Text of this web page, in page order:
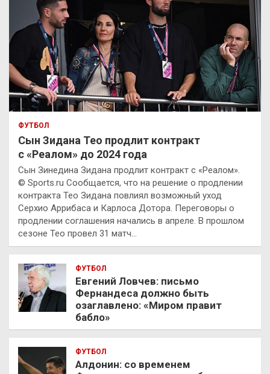
ФУТБОЛ
Сын Зидана Тео продлит контракт
с «Реалом» до 2024 года
Сын Зинедина Зидана продлит контракт с «Реалом».
© Sports.ru Сообщается, что на решение о продлении
контракта Тео Зидана повлиял возможный уход
Серхио Аррибаса и Карлоса Дотора. Переговоры о
продлении соглашения начались в апреле. В прошлом
сезоне Тео провел 31 матч…
ФУТБОЛ
Евгений Ловчев: письмо
Фернандеса должно быть
озаглавлено: «Миром правит
бабло»
ФУТБОЛ
Алдонин: со временем